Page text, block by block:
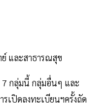
และสาธารณสุข
7 กลุ่มนี้ กลุ่มอื่นๆ และ
เปิดลงทะเบียนฯครั้งถัด